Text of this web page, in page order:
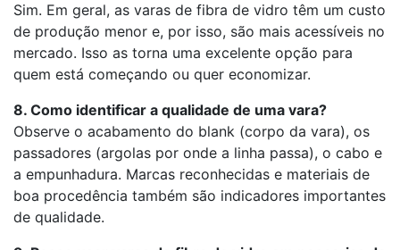
Sim. Em geral, as varas de fibra de vidro têm um custo
de produção menor e, por isso, são mais acessíveis no
mercado. Isso as torna uma excelente opção para
quem está começando ou quer economizar.
8. Como identificar a qualidade de uma vara?
Observe o acabamento do blank (corpo da vara), os
passadores (argolas por onde a linha passa), o cabo e
a empunhadura. Marcas reconhecidas e materiais de
boa procedência também são indicadores importantes
de qualidade.